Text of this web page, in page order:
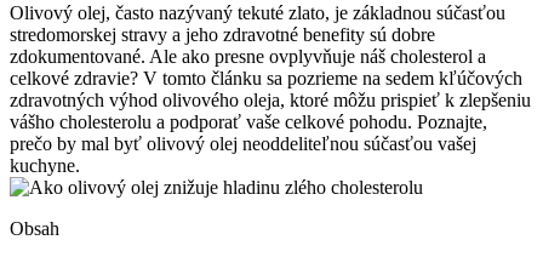
Olivový olej, často nazývaný tekuté zlato, je základnou súčasťou
stredomorskej stravy a jeho zdravotné benefity sú dobre
zdokumentované. Ale ako presne ovplyvňuje náš cholesterol a
celkové zdravie? V tomto článku sa pozrieme na sedem kľúčových
zdravotných výhod olivového oleja, ktoré môžu prispieť k zlepšeniu
vášho cholesterolu a podporať vaše celkové pohodu. Poznajte,
prečo by mal byť olivový olej neoddeliteľnou súčasťou vašej
kuchyne.
Obsah